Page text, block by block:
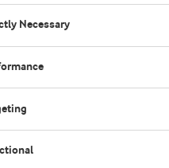
Necessary